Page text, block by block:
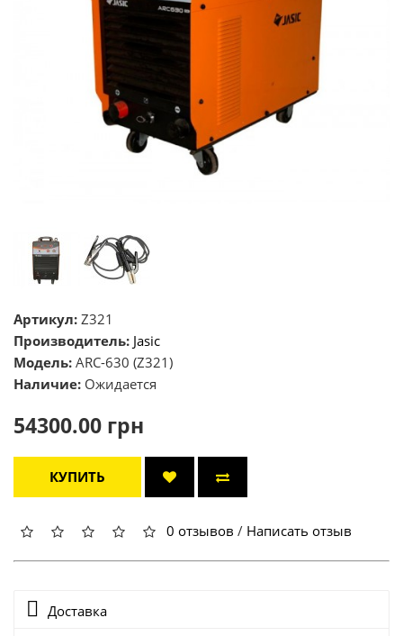
Артикул: Z321
Производитель: Jasic
Модель: ARC-630 (Z321)
Наличие: Ожидается
54300.00 грн
КУПИТЬ
0 отзывов / Написать отзыв
Доставка